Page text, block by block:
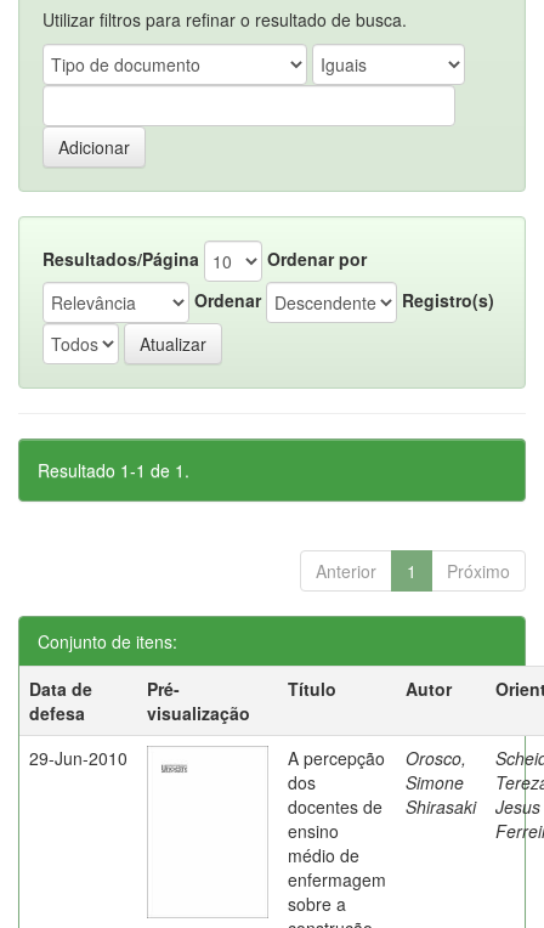
Utilizar filtros para refinar o resultado de busca.
Resultados/Página
Ordenar por
Ordenar
Registro(s)
Resultado 1-1 de 1.
Anterior 1 Próximo
Conjunto de itens:
Data de
defesa
Pré-
visualização
Título Autor
29-Jun-2010
A percepção
dos
docentes de
ensino
médio de
enfermagem
sobre a
Orosco,
Simone
Shirasaki
Jesus